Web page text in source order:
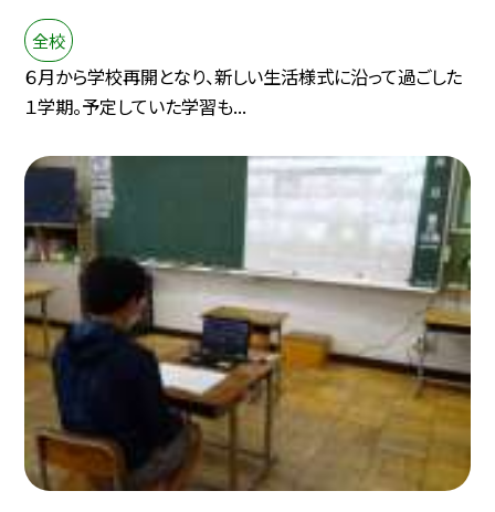
全校
６月から学校再開となり、新しい生活様式に沿って過ごした
１学期。予定していた学習も...